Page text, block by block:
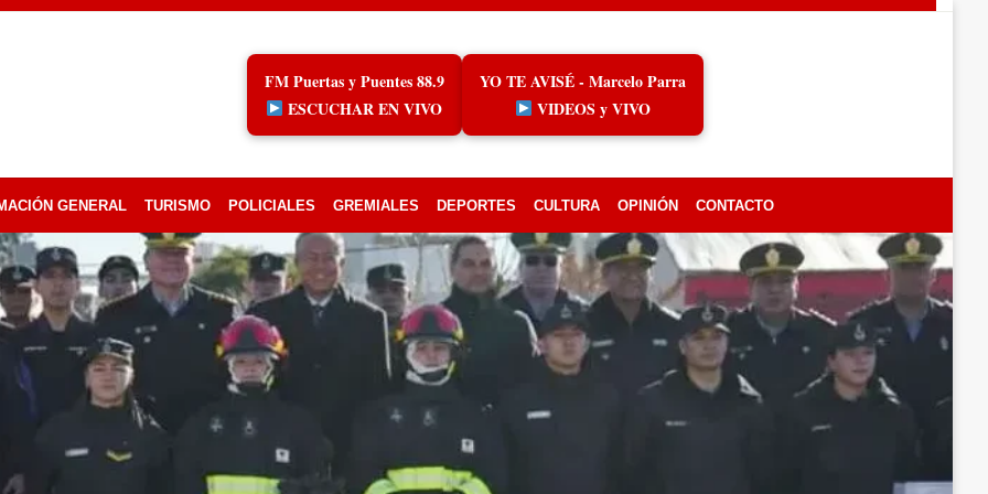
FM Puertas y Puentes 88.9
ESCUCHAR EN VIVO
YO TE AVISÉ - Marcelo Parra
VIDEOS y VIVO
GENERAL TURISMO POLICIALES GREMIALES DEPORTES CULTURA OPINIÓN CONTACTO